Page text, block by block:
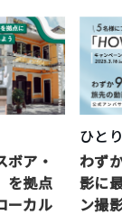
ボア・
を拠点
ーカル
ひと
わず
影に
ン撮